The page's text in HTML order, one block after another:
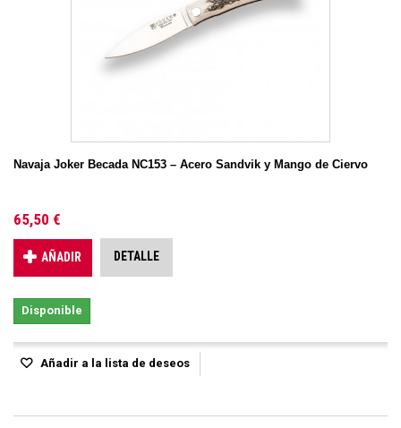
Navaja Joker Becada NC153 – Acero Sandvik y Mango de Ciervo
65,50 €
AÑADIR DETALLE
Disponible
Añadir a la lista de deseos